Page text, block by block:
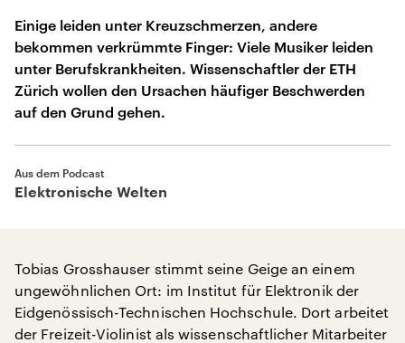
Einige leiden unter Kreuzschmerzen, andere
bekommen verkrümmte Finger: Viele Musiker leiden
unter Berufskrankheiten. Wissenschaftler der ETH
Zürich wollen den Ursachen häufiger Beschwerden
auf den Grund gehen.
Aus dem Podcast
Elektronische Welten
Tobias Grosshauser stimmt seine Geige an einem
ungewöhnlichen Ort: im Institut für Elektronik der
Eidgenössisch-Technischen Hochschule. Dort arbeitet
der Freizeit-Violinist als wissenschaftlicher Mitarbeiter